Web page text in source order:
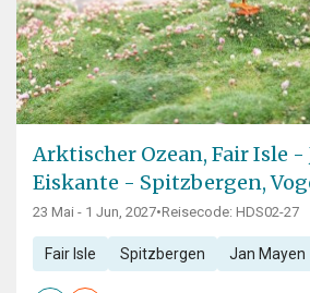
Arktischer Ozean, Fair Isle -
Eiskante - Spitzbergen,
23 Mai - 1 Jun, 2027•Reisecode: HDS02-27
Fair Isle Spitzbergen Jan Mayen